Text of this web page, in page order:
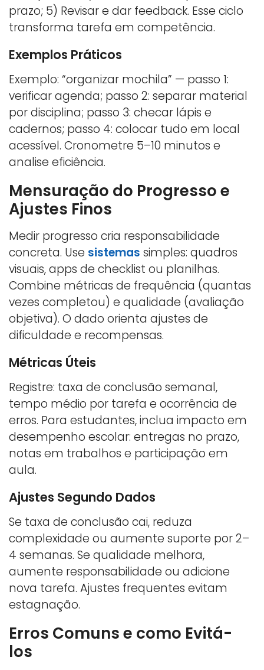
prazo; 5) Revisar e dar feedback. Esse ciclo
transforma tarefa em competência.
Exemplos Práticos
Exemplo: “organizar mochila” — passo 1:
verificar agenda; passo 2: separar material
por disciplina; passo 3: checar lápis e
cadernos; passo 4: colocar tudo em local
acessível. Cronometre 5–10 minutos e
analise eficiência.
Mensuração do Progresso e
Ajustes Finos
Medir progresso cria responsabilidade
concreta. Use sistemas simples: quadros
visuais, apps de checklist ou planilhas.
Combine métricas de frequência (quantas
vezes completou) e qualidade (avaliação
objetiva). O dado orienta ajustes de
dificuldade e recompensas.
Métricas Úteis
Registre: taxa de conclusão semanal,
tempo médio por tarefa e ocorrência de
erros. Para estudantes, inclua impacto em
desempenho escolar: entregas no prazo,
notas em trabalhos e participação em
aula.
Ajustes Segundo Dados
Se taxa de conclusão cai, reduza
complexidade ou aumente suporte por 2–
4 semanas. Se qualidade melhora,
aumente responsabilidade ou adicione
nova tarefa. Ajustes frequentes evitam
estagnação.
Erros Comuns e como Evitá-
los